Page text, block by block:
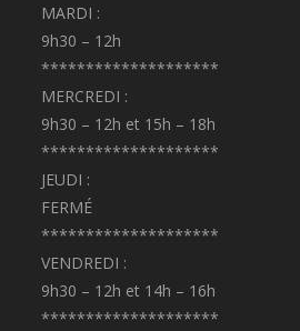
MARDI :
9h30 – 12h
********************
MERCREDI :
9h30 – 12h et 15h – 18h
********************
JEUDI :
FERMÉ
********************
VENDREDI :
9h30 – 12h et 14h – 16h
********************